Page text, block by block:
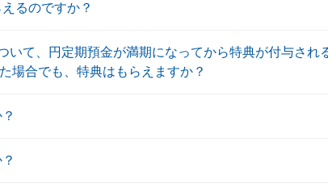
るのですか？
いて、円定期預金が満期になってから特典が付与され
場合でも、特典はもらえますか？